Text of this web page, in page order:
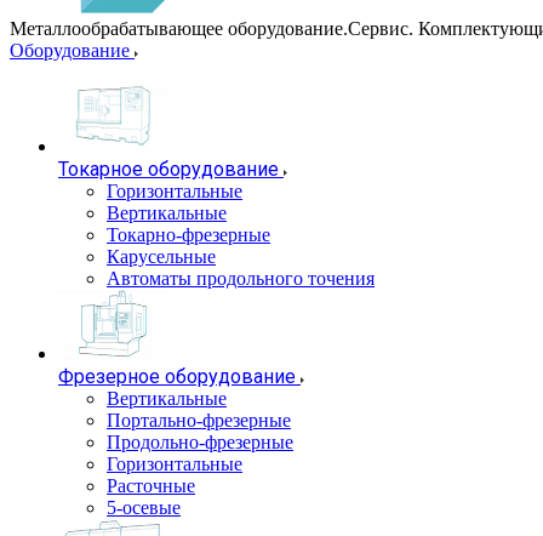
Металлообрабатывающее оборудование.Сервис.
Оборудование
Токарное оборудование
Горизонтальные
Вертикальные
Токарно-фрезерные
Карусельные
Автоматы продольного точения
Фрезерное оборудование
Вертикальные
Портально-фрезерные
Продольно-фрезерные
Горизонтальные
Расточные
5-осевые